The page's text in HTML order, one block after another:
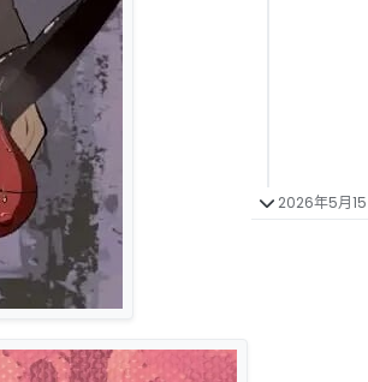
2026年5月